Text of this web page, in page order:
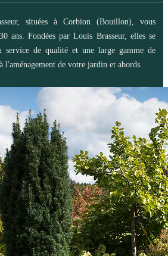
situées à Corbion (Bouillon), vous
ans. Fondées par Louis Brasseur, elles se
service de qualité et une large gamme de
l'aménagement de votre jardin et abords.